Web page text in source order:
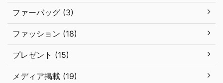
ファーバッグ (3)
ファッション (18)
プレゼント (15)
メディア掲載 (19)